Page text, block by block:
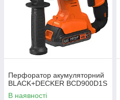
Перфоратор акумуляторний
BLACK+DECKER BCD900D1S
В наявності